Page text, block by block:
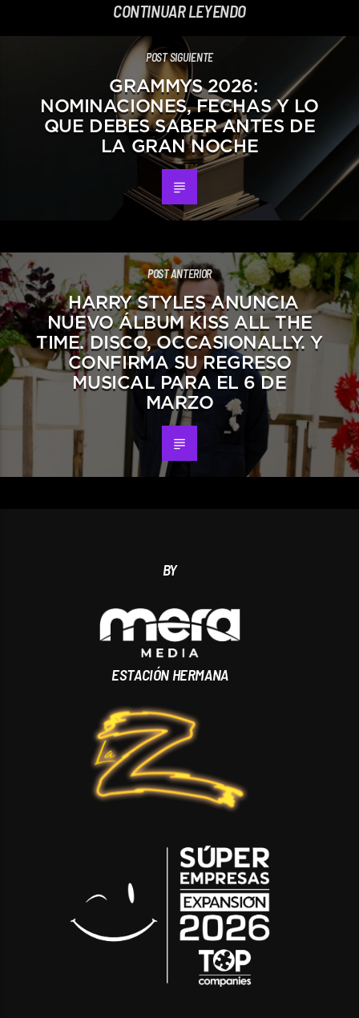
CONTINUAR LEYENDO
POST SIGUIENTE
GRAMMYS 2026:
NOMINACIONES, FECHAS Y LO
QUE DEBES SABER ANTES DE
LA GRAN NOCHE
POST ANTERIOR
HARRY STYLES ANUNCIA
NUEVO ÁLBUM KISS ALL THE
TIME. DISCO, OCCASIONALLY. Y
CONFIRMA SU REGRESO
MUSICAL PARA EL 6 DE
MARZO
BY
ESTACIÓN HERMANA